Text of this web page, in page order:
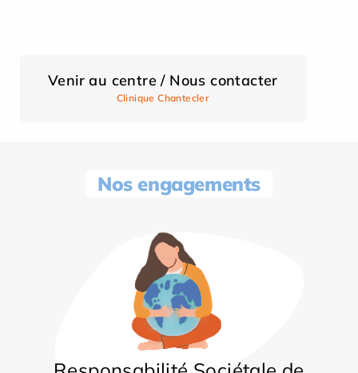
Venir au centre / Nous contacter
Clinique Chantecler
Nos engagements